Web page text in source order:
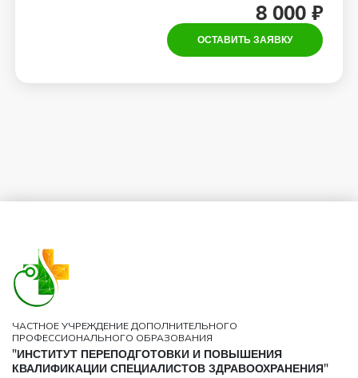
8 000 ₽
ОСТАВИТЬ ЗАЯВКУ
ЧАСТНОЕ УЧРЕЖДЕНИЕ ДОПОЛНИТЕЛЬНОГО
ПРОФЕССИОНАЛЬНОГО ОБРАЗОВАНИЯ
"ИНСТИТУТ ПЕРЕПОДГОТОВКИ И ПОВЫШЕНИЯ
КВАЛИФИКАЦИИ СПЕЦИАЛИСТОВ ЗДРАВООХРАНЕНИЯ"